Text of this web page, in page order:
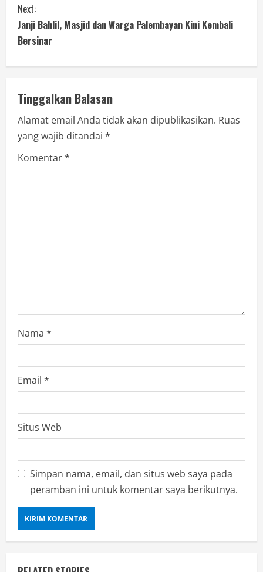
Next:
Janji Bahlil, Masjid dan Warga Palembayan Kini Kembali
Bersinar
Tinggalkan Balasan
Alamat email Anda tidak akan dipublikasikan. Ruas
yang wajib ditandai *
Komentar*
Nama *
Email *
Situs Web
Simpan nama, email, dan situs web saya pada
peramban ini untuk komentar saya berikutnya.